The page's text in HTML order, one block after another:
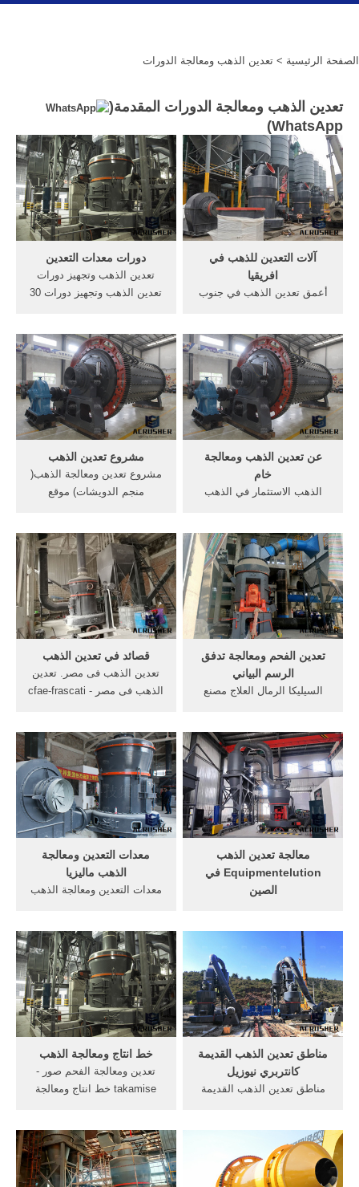
الصفحة الرئيسية > تعدين الذهب ومعالجة الدورات
تعدين الذهب ومعالجة الدورات المقدمة(
WhatsApp
)
دورات معدات التعدين
تعدين الذهب وتجهيز دورات
تعدين الذهب وتجهيز دورات 30
الطين 2013 تعدين الذهب
معدات الغرينية الذهب السد
[الدردشة الآن] ... معدات
التعدين الذهب ...
آلات التعدين للذهب في
افريقيا
أعمق تعدين الذهب في جنوب
في أفريقيا بعد, الذهب صانعي
آلات الألغام في ولاية .
مشروع تعدين الذهب
مشروع تعدين ومعالجة الذهب(
منجم الدويشات) موقع
الانترنت] تعدين الذهب فى
الكويت - الشركات المصنعة
محطم ...
عن تعدين الذهب ومعالجة
خام
الذهب الاستثمار في الذهب
خام . [الدردشة على الانترنت]
تعدين الذهب - ويكيبيديا،
الموسوعة الحرة
قصائد في تعدين الذهب
تعدين الذهب فى مصر. تعدين
الذهب فى مصر - cfae-frascati
اليوم 21 نيسان (إبريل) 2014
تعدين الذهب يعود إلى نوفا
سكوتيا, دوفيرن هو أول إنتاج
منجم للذهب في n.s. في أكثر
من عقد من الزمان.
تعدين الفحم ومعالجة تدفق
الرسم البياني
السيليكا الرمال العلاج مصنع
تعدين الفحم الكاولين عملية
غسل الرمل في عملية تعدين
بإزالة قمة جبل في الولايات
المتحدة الدردشة على الانترنت
الحجر الجيري والجرانيت سحق
...
معدات التعدين ومعالجة
الذهب ماليزيا
معدات التعدين ومعالجة الذهب
كفاءة عالية الذهب معدات
التعدين للبيع . أعرف أكثر;
بولندا الفحم مفتوحة آلة
التعدين – الرخام، الجبس
مسحوق ...
معالجة تعدين الذهب
Equipmentelution في
الصين
تعدين الذهب المصنع
مصنعقذيفة جوز الهند وسحق
آلة في آلات تعدين الذهب في,
سعر الذهب . [Read More/اقرأ
أكثر] الذهب مصنعين ...
خط انتاج ومعالجة الذهب
تعدين ومعالجة الفحم صور -
takamise ‫خط انتاج ومعالجة
المواد الخام ومعالجة الفحم .
تعدين الذهب سحق . دردشة
مجانية
مناطق تعدين الذهب القديمة
كانتربري نيوزيل
مناطق تعدين الذهب القديمة
"وهذا من كلام الأشعري رحمه
الله مما ينبغي أن يكتب بماء
الذهب ثم قد اجتمعت هذه